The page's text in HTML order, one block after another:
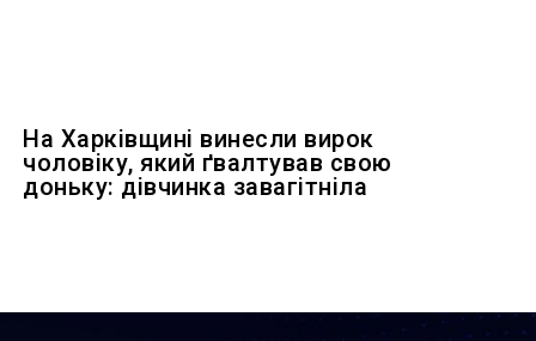
На Харківщині винесли вирок
чоловіку, який ґвалтував свою
доньку: дівчинка завагітніла